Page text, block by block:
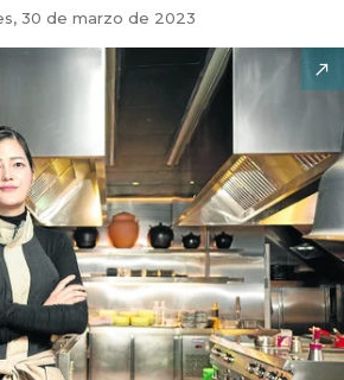
30 de marzo de 2023